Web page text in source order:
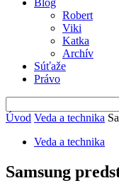
Blog
Robert
Viki
Katka
Archív
Súťaže
Právo
Úvod Veda a technika
Veda a technika
Samsung